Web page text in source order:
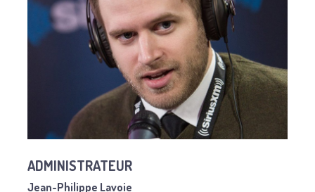
ADMINISTRATEUR
Jean-Philippe Lavoie